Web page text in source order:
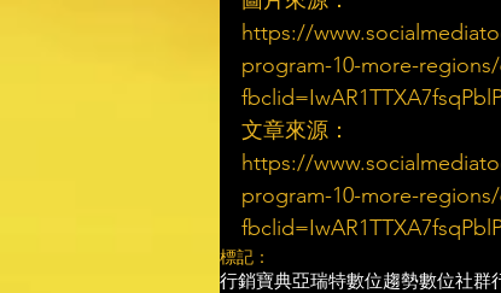
https://
program-10-more-regions/
文章來源：
https://
program-10-more-regions/
標記：
行銷寶典亞瑞特數位趨勢數位社群